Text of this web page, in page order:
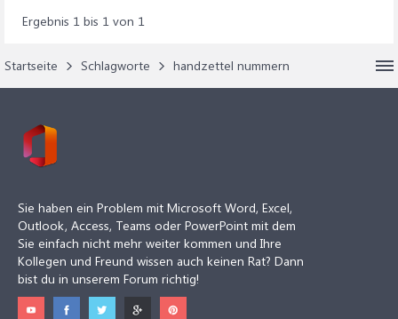
Ergebnis 1 bis 1 von 1
Startseite Schlagworte handzettel nummern
Sie haben ein Problem mit Microsoft Word, Excel,
Outlook, Access, Teams oder PowerPoint mit dem
Sie einfach nicht mehr weiter kommen und Ihre
Kollegen und Freund wissen auch keinen Rat? Dann
bist du in unserem Forum richtig!